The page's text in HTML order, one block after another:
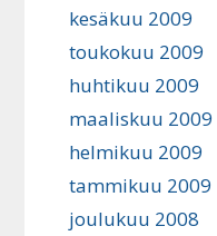
kesäkuu 2009
toukokuu 2009
huhtikuu 2009
maaliskuu 2009
helmikuu 2009
tammikuu 2009
joulukuu 2008